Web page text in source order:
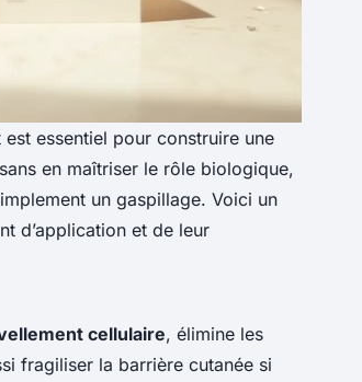
essentiel pour construire une
en maîtriser le rôle biologique,
un gaspillage. Voici un
d’application et de leur
cellulaire, élimine les
fragiliser la barrière cutanée si